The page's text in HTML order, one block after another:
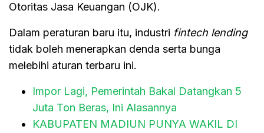
Otoritas Jasa Keuangan (OJK).
Dalam peraturan baru itu, industri fintech lending
tidak boleh menerapkan denda serta bunga
melebihi aturan terbaru ini.
Impor Lagi, Pemerintah Bakal Datangkan 5
Juta Ton Beras, Ini Alasannya
KABUPATEN MADIUN PUNYA WAKIL DI